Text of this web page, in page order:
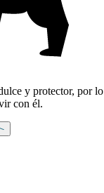
y protector, por lo
con él.